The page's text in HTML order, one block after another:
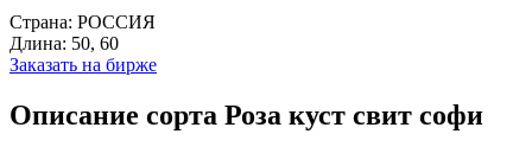
Страна: РОССИЯ
Длина: 50, 60
Заказать на бирже
Описание сорта Роза куст свит софи